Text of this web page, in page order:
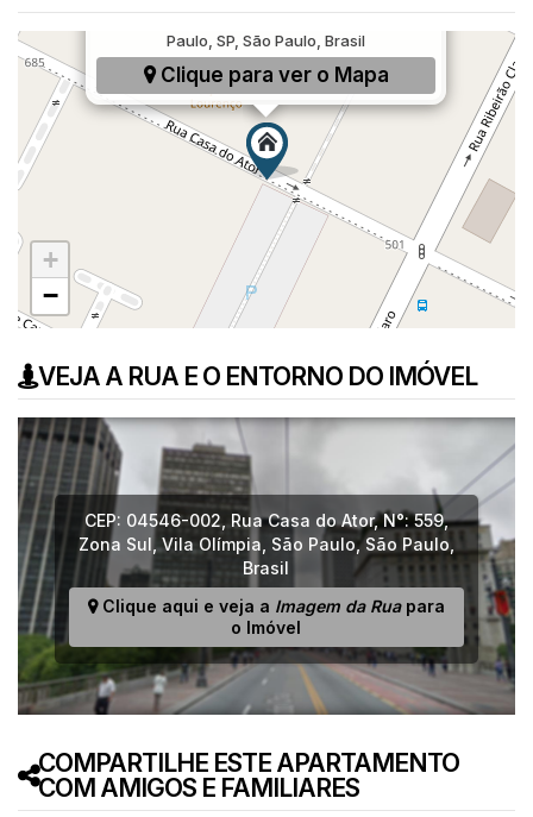
Rua Casa do Ator, 559, Vila Olímpia, São
Paulo, SP, São Paulo, Brasil
Clique para ver o Mapa
+
−
VEJA A RUA E O ENTORNO DO IMÓVEL
CEP: 04546-002,Rua Casa do Ator,N°:559,
Zona Sul ,Vila Olímpia São Paulo,São Paulo
Brasil
Clique aqui e veja a Imagem da Ruapara
o Imóvel
COMPARTILHE ESTE APARTAMENTO
COM AMIGOS E FAMILIARES